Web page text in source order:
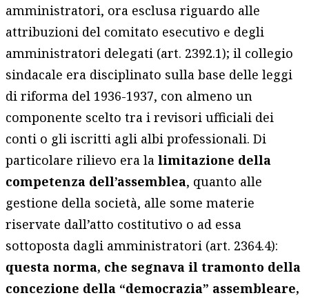
amministratori, ora esclusa riguardo alle
attribuzioni del comitato esecutivo e degli
amministratori delegati (art. 2392.1); il collegio
sindacale era disciplinato sulla base delle leggi
di riforma del 1936-1937, con almeno un
componente scelto tra i revisori ufficiali dei
conti o gli iscritti agli albi professionali. Di
particolare rilievo era la limitazione della
competenza dell’assemblea, quanto alle
gestione della società, alle some materie
riservate dall’atto costitutivo o ad essa
sottoposta dagli amministratori (art. 2364.4):
questa norma, che segnava il tramonto della
concezione della “democrazia” assembleare,